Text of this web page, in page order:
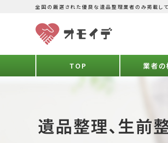
全国の厳選された優良な遺品整理業者のみ掲載し
TOP 業者の
遺品整理、生前